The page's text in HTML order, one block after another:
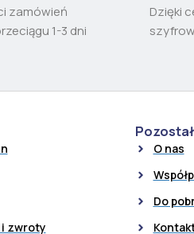
zamówień
1-3 dni
Dzięki
i zwroty
O nas
Do